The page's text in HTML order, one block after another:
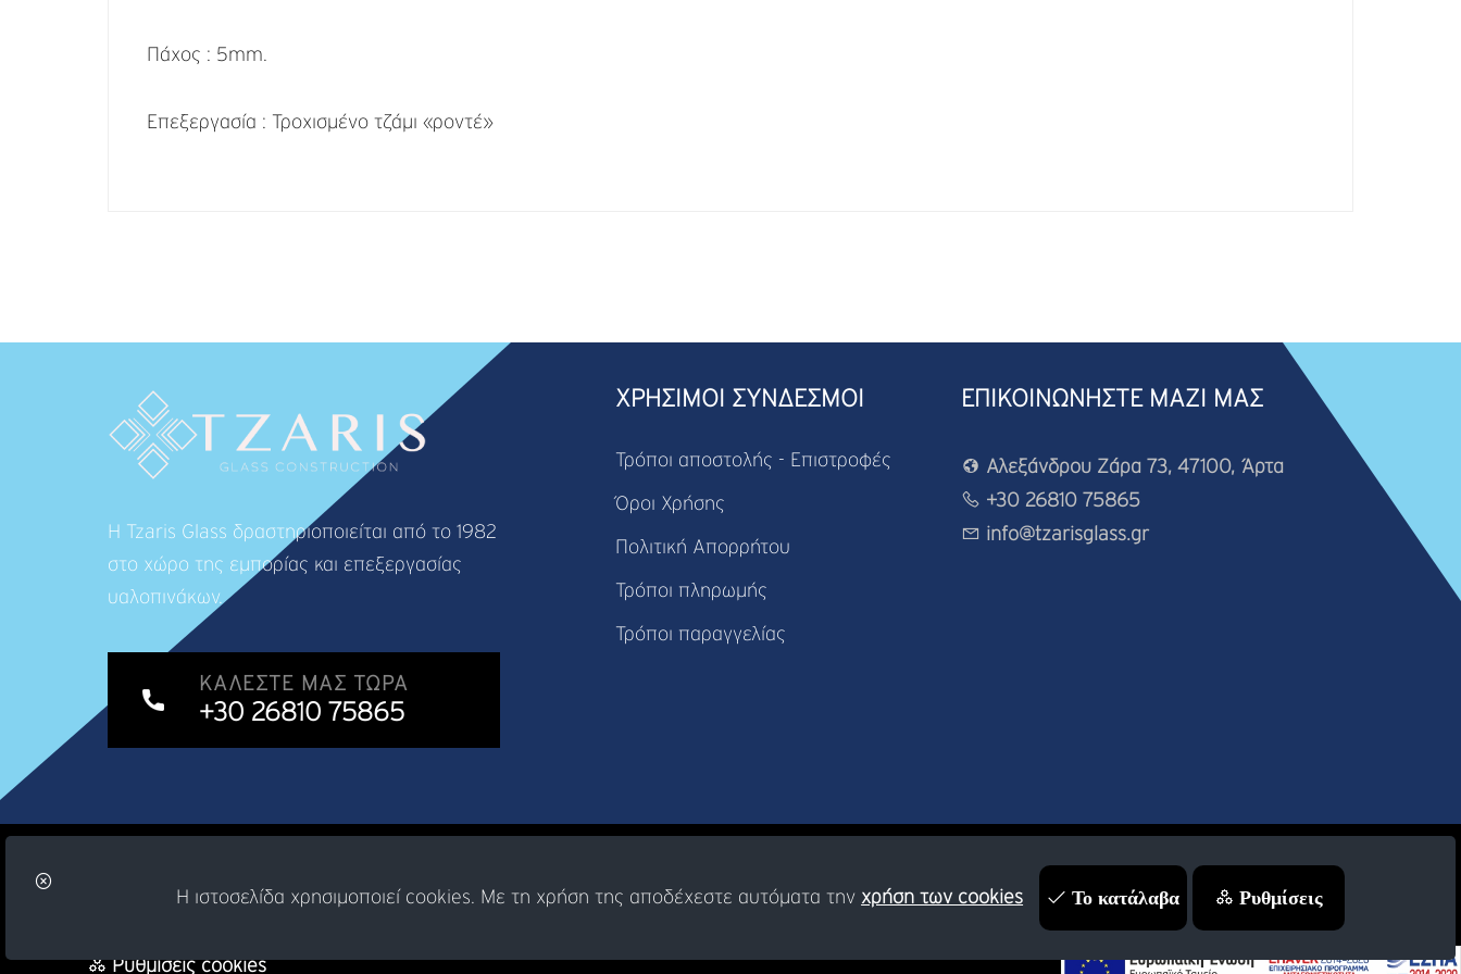
Πάχος : 5mm.
Επεξεργασία : Τροχισμένο τζάμι «ροντέ»
Η Tzaris Glass δραστηριοποιείται από το 1982
στο χώρο της εμπορίας και επεξεργασίας
υαλοπινάκων.
ΚΑΛΈΣΤΕ ΜΑΣ ΤΏΡΑ
+30 26810 75865
ΧΡΗΣΙΜΟΙ ΣΥΝΔΕΣΜΟΙ
Τρόποι αποστολής - Επιστροφές
Όροι Χρήσης
Πολιτική Απορρήτου
Τρόποι πληρωμής
Τρόποι παραγγελίας
ΕΠΙΚΟΙΝΩΝΗΣΤΕ ΜΑΖΙ ΜΑΣ
Αλεξάνδρου Ζάρα 73, 47100, Άρτα
+30 26810 75865
info@tzarisglass.gr
© Copyright 2026 - artinorama.gr
Ρυθμίσεις cookies
Η ιστοσελίδα χρησιμοποιεί cookies. Με τη χρήση της αποδέχεστε αυτόματα την χρήση των cookies Το κατάλαβα Ρυθμίσεις